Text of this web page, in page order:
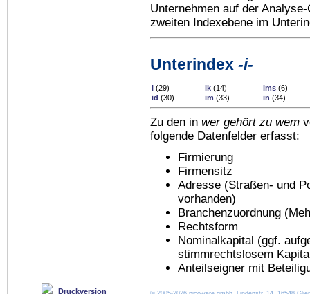
Unternehmen auf der
zweiten Indexebene im
Unterindex -i-
i (29) ik (14) ims (6)
id (30) im (33) in (34)
Zu den in wer gehört zu wem
folgende Datenfelder erfasst:
Firmierung
Firmensitz
Adresse (Straßen- und
vorhanden)
Branchenzuordnung
Rechtsform
Nominalkapital (ggf.
stimmrechtslosem
Anteilseigner mit
Druckversion